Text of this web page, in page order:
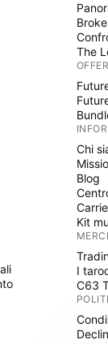
The
Chi
Blog
Kit
I
C63